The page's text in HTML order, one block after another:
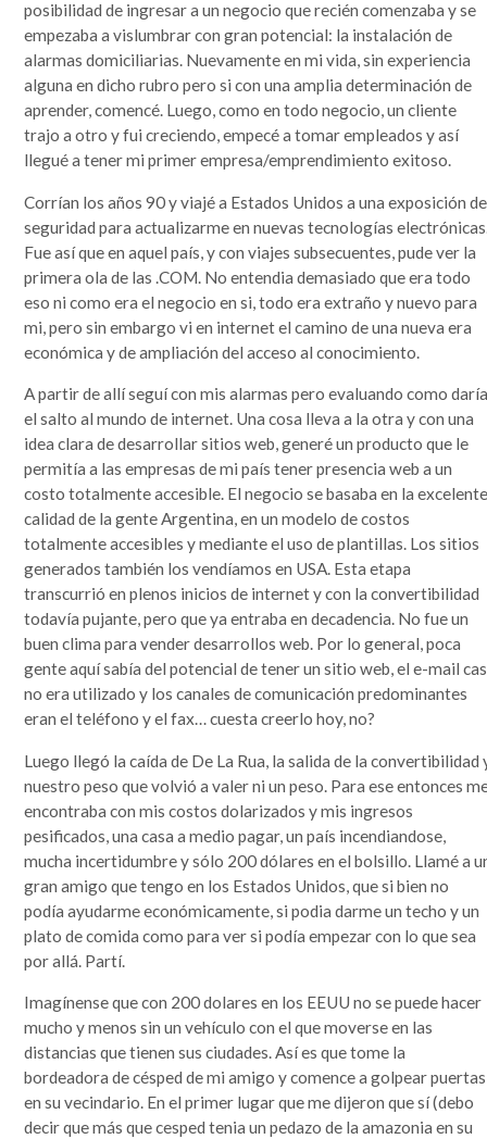
posibilidad de ingresar a un negocio que recién comenzaba y se
empezaba a vislumbrar con gran potencial: la instalación de
alarmas domiciliarias. Nuevamente en mi vida, sin experiencia
alguna en dicho rubro pero si con una amplia determinación de
aprender, comencé. Luego, como en todo negocio, un cliente
trajo a otro y fui creciendo, empecé a tomar empleados y así
llegué a tener mi primer empresa/emprendimiento exitoso.
Corrían los años 90 y viajé a Estados Unidos a una exposición de
seguridad para actualizarme en nuevas tecnologías
Fue así que en aquel país, y con viajes subsecuentes, pude ver la
primera ola de las .COM. No entendia demasiado que era todo
eso ni como era el negocio en si, todo era extraño y nuevo para
mi, pero sin embargo vi en internet el camino de una nueva era
económica y de ampliación del acceso al conocimiento.
A partir de allí seguí con mis alarmas pero evaluando como
el salto al mundo de internet. Una cosa lleva a la otra y con una
idea clara de desarrollar sitios web, generé un producto que le
permitía a las empresas de mi país tener presencia web a un
costo totalmente accesible. El negocio se basaba en la
calidad de la gente Argentina, en un modelo de costos
totalmente accesibles y mediante el uso de plantillas. Los sitios
generados también los vendíamos en USA. Esta etapa
transcurrió en plenos inicios de internet y con la convertibilidad
todavía pujante, pero que ya entraba en decadencia. No fue un
buen clima para vender desarrollos web. Por lo general, poca
gente aquí sabía del potencial de tener un sitio web, el e-mail
no era utilizado y los canales de comunicación predominantes
eran el teléfono y el fax… cuesta creerlo hoy, no?
Luego llegó la caída de De La Rua, la salida de la convertibilidad
nuestro peso que volvió a valer ni un peso. Para ese entonces
encontraba con mis costos dolarizados y mis ingresos
pesificados, una casa a medio pagar, un país incendiandose,
mucha incertidumbre y sólo 200 dólares en el bolsillo. Llamé a
gran amigo que tengo en los Estados Unidos, que si bien no
podía ayudarme económicamente, si podia darme un techo y un
plato de comida como para ver si podía empezar con lo que sea
por allá. Partí.
Imagínense que con 200 dolares en los EEUU no se puede hacer
mucho y menos sin un vehículo con el que moverse en las
distancias que tienen sus ciudades. Así es que tome la
bordeadora de césped de mi amigo y comence a golpear puertas
en su vecindario. En el primer lugar que me dijeron que sí (debo
decir que más que cesped tenia un pedazo de la amazonia en su